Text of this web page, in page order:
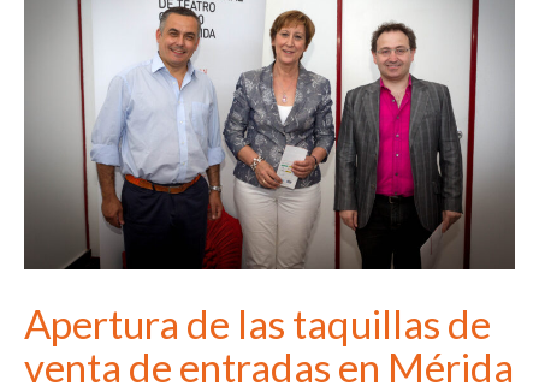
Apertura de las taquillas de
venta de entradas en Mérida